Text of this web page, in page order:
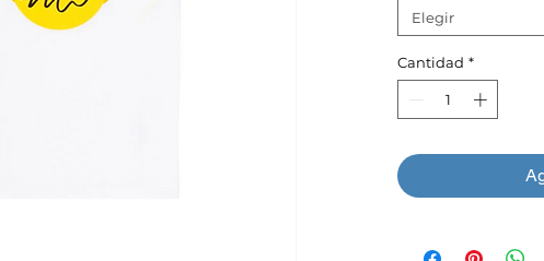
Elegir
Cantidad *